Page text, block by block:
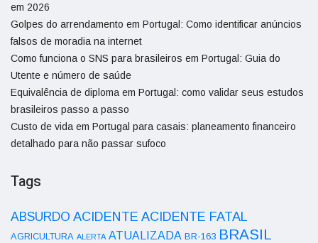
em 2026
Golpes do arrendamento em Portugal: Como identificar anúncios
falsos de moradia na internet
Como funciona o SNS para brasileiros em Portugal: Guia do
Utente e número de saúde
Equivalência de diploma em Portugal: como validar seus estudos
brasileiros passo a passo
Custo de vida em Portugal para casais: planeamento financeiro
detalhado para não passar sufoco
Tags
ABSURDO ACIDENTE ACIDENTE FATAL
AGRICULTURA ALERTA ATUALIZADA BR-163 BRASIL